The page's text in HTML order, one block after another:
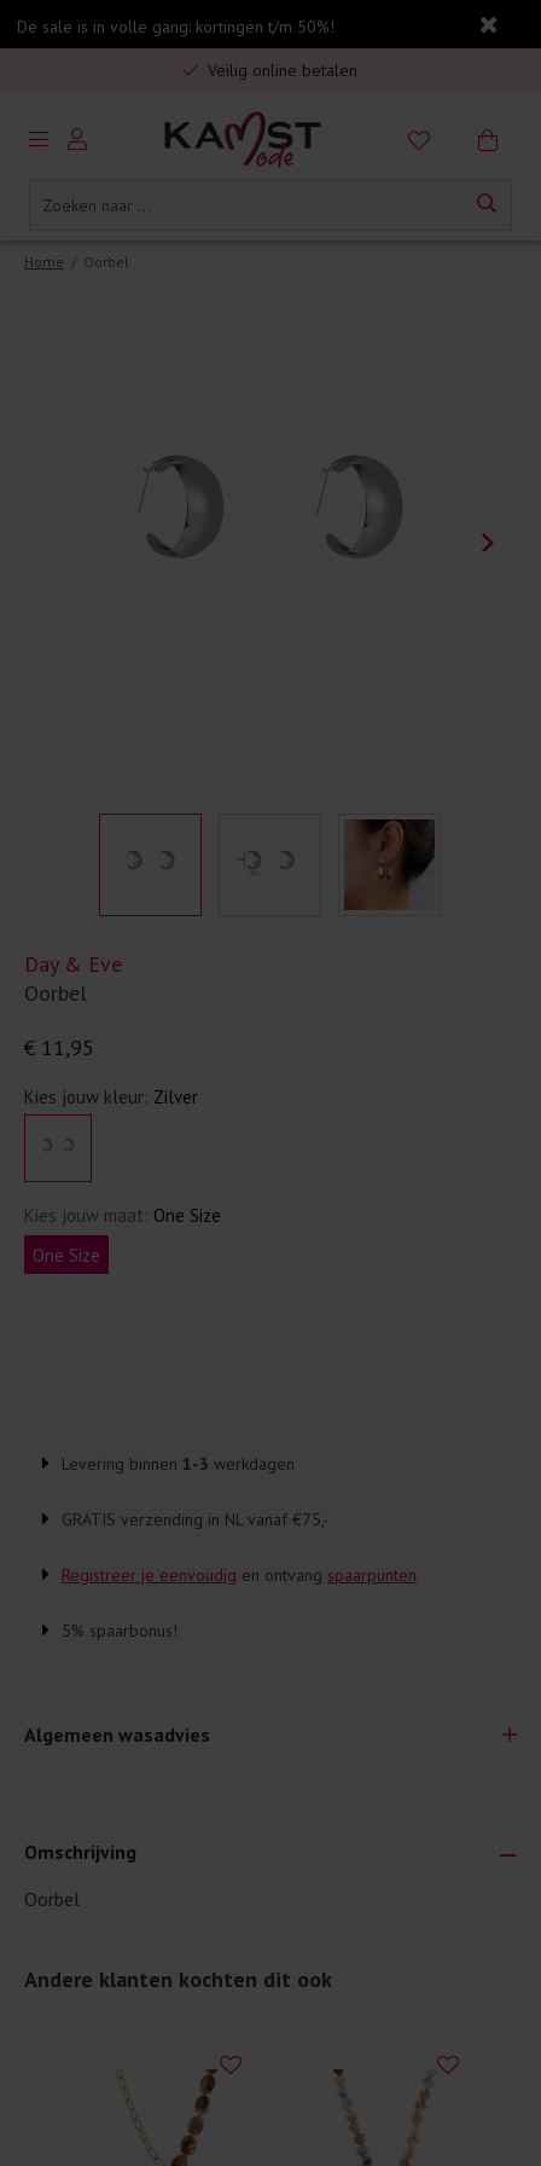
De sale is in volle gang: kortingen t/m 50%!
Gratis verzending in Nederland vanaf €75,-
Veilig online betalen
5% spaarbonus op jouw aankoop
Gratis verzending in Nederland vanaf €75,-
Home / Oorbel
Day & Eve
Oorbel
€ 11,95
Kies jouw kleur: Zilver
Kies jouw maat: One Size
One Size
Levering binnen 1-3 werkdagen
GRATIS verzending in NL vanaf €75,-
Registreer je eenvoudig en ontvang spaarpunten
5% spaarbonus!
Algemeen wasadvies
Je wilt natuurlijk lang plezier hebben van je nieuwe kleding.
Lees altijd eerst even het was-etiket.
Wees zuinig met wasmiddel. Per kledingstuk is een drupje
Was zo koud mogelijk. Op 20 of 30 graden wassen is vaak
Omschrijving
Oorbel
Andere klanten kochten dit ook